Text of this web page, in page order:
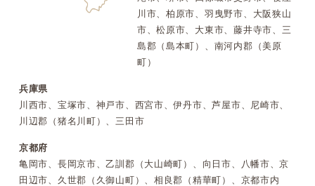
川市、柏原市、羽曳野市、大阪狭山
市、松原市、大東市、藤井寺市、三
島郡（島本町）、南河内郡（美原
町）
兵庫県
川西市、宝塚市、神戸市、西宮市、伊丹市、芦屋市、尼崎市、
川辺郡（猪名川町）、三田市
京都府
亀岡市、長岡京市、乙訓郡（大山崎町）、向日市、八幡市、京
田辺市、久世郡（久御山町）、相良郡（精華町）、京都市内